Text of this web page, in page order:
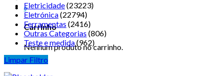
0
Carrinho
Nenhum produto no carrinho.
Eletricidade(23223)
Eletrónica(22794)
Ferramentas (2416)
Outras Categorias (806)
Teste e medida(962)
Limpar Filtro